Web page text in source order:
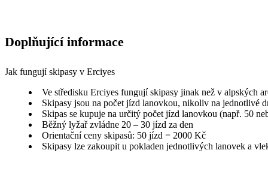
Doplňující informace
Jak fungují skipasy v Erciyes
Ve středisku Erciyes fungují skipasy jinak než v alpských
Skipasy jsou na počet jízd lanovkou, nikoliv na jednotlivé
Skipas se kupuje na určitý počet jízd lanovkou (např. 50
Běžný lyžař zvládne 20 – 30 jízd za den
Orientační ceny skipasů: 50 jízd = 2000 Kč
Skipasy lze zakoupit u pokladen jednotlivých lanovek a